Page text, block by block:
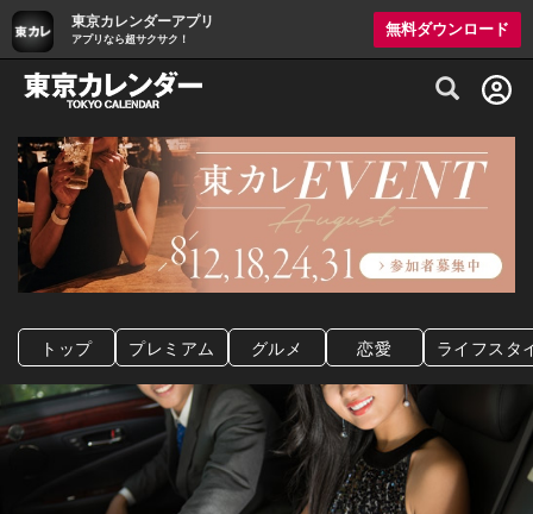
東京カレンダーアプリ
アプリなら超サクサク！
無料ダウンロード
グルメ情報・プレミアムレストラン予約
トップ プレミアム グルメ 恋愛 ライフスタ